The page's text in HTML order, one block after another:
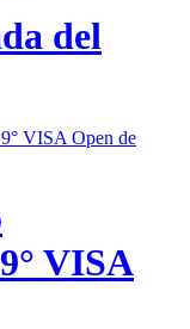
del
VISA